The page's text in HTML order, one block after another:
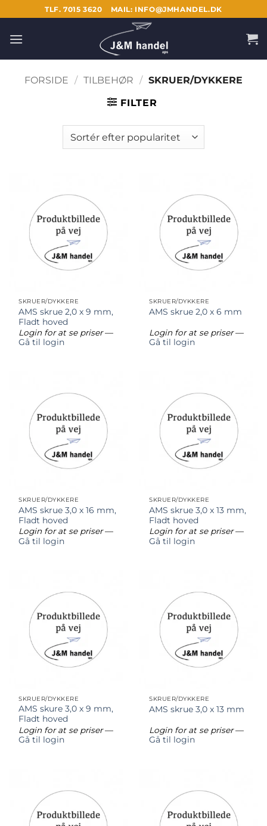
til
indhold
TLF. 7015 3620 MAIL: INFO@JMHANDEL.DK
FORSIDE / TILBEHØR / SKRUER/DYKKERE
FILTER
SKRUER/DYKKERE
AMS skrue 2,0 x 9 mm,
Fladt hoved
Login for at se priser—
Gå til login
SKRUER/DYKKERE
AMS skrue 2,0 x 6 mm
Login for at se priser—
Gå til login
SKRUER/DYKKERE
AMS skrue 3,0 x 16 mm,
Fladt hoved
Login for at se priser—
Gå til login
SKRUER/DYKKERE
AMS skrue 3,0 x 13 mm,
Fladt hoved
Login for at se priser—
Gå til login
SKRUER/DYKKERE
AMS skure 3,0 x 9 mm,
Fladt hoved
Login for at se priser—
Gå til login
SKRUER/DYKKERE
AMS skrue 3,0 x 13 mm
Login for at se priser—
Gå til login